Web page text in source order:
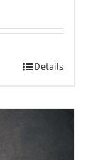
Details